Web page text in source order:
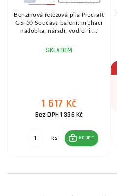
Benzínová řetězová pila Procraft
GS-50 Součástí balení: míchací
nádobka, nářadí, vodící li ...
SKLADEM
1 617 Kč
Bez DPH 1 336 Kč
ks KOUPIT